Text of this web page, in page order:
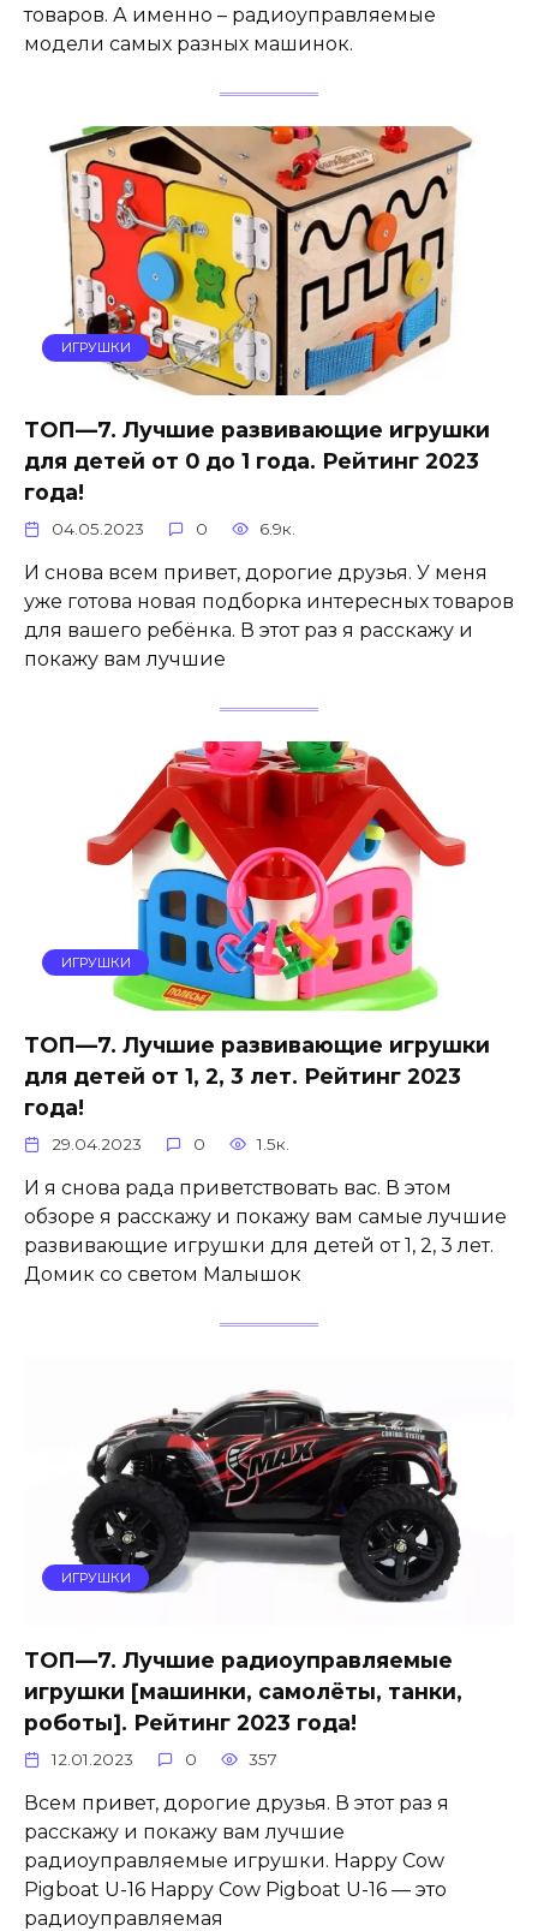
товаров. А именно – радиоуправляемые
модели самых разных машинок.
ИГРУШКИ
ТОП—7. Лучшие развивающие игрушки
для детей от 0 до 1 года. Рейтинг 2023
года!
04.05.2023 0 6.9к.
И снова всем привет, дорогие друзья. У меня
уже готова новая подборка интересных товаров
для вашего ребёнка. В этот раз я расскажу и
покажу вам лучшие
ИГРУШКИ
ТОП—7. Лучшие развивающие игрушки
для детей от 1, 2, 3 лет. Рейтинг 2023
года!
29.04.2023 0 1.5к.
И я снова рада приветствовать вас. В этом
обзоре я расскажу и покажу вам самые лучшие
развивающие игрушки для детей от 1, 2, 3 лет.
Домик со светом Малышок
ИГРУШКИ
ТОП—7. Лучшие радиоуправляемые
игрушки [машинки, самолёты, танки,
роботы]. Рейтинг 2023 года!
12.01.2023 0 357
Всем привет, дорогие друзья. В этот раз я
расскажу и покажу вам лучшие
радиоуправляемые игрушки. Happy Cow
Pigboat U-16 Happy Cow Pigboat U-16 — это
радиоуправляемая